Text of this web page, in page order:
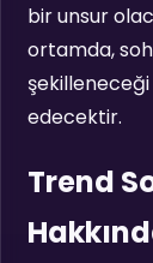
bir unsur
ortamda,
edecektir.
Trend